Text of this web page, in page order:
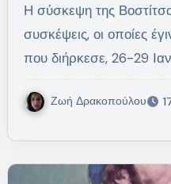
Η σύσκεψη της Βοστίτσας αποτελείται από πέντε
συσκέψεις, οι οποίες
που διήρκεσε, 26-29
Ζωή Δρακοπούλου